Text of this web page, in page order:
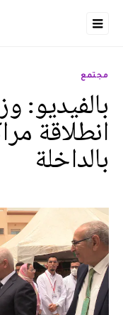
مجتمع
بالفيديو:
انطلاقة
بالداخلة‎